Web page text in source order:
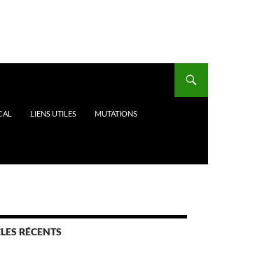
LIENS UTILES MUTATIONS
RÉCENTS